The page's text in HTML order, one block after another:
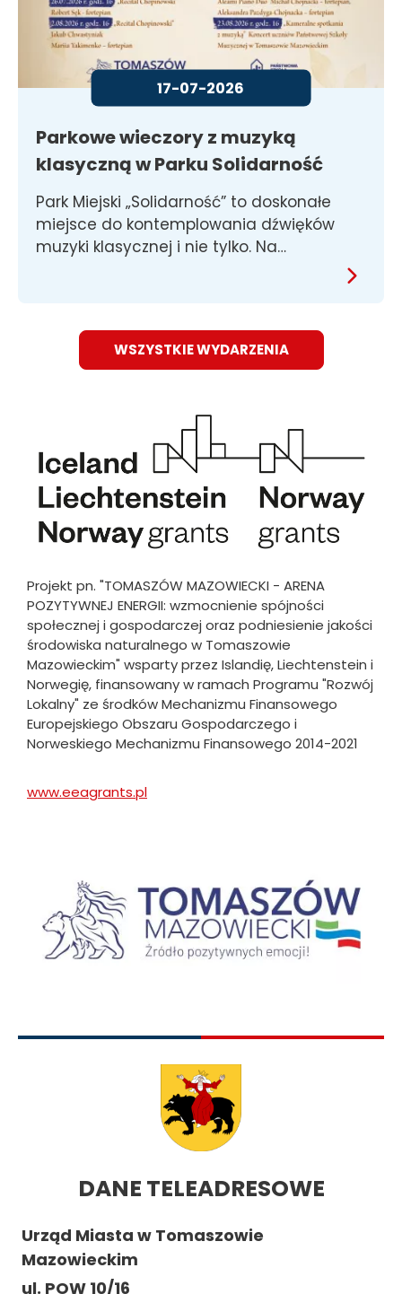
17-07-2026
Parkowe wieczory z muzyką
klasyczną w Parku Solidarność
Park Miejski „Solidarność” to doskonałe
miejsce do kontemplowania dźwięków
muzyki klasycznej i nie tylko. Na…
WSZYSTKIE WYDARZENIA
Projekt pn. "TOMASZÓW MAZOWIECKI - ARENA
POZYTYWNEJ ENERGII: wzmocnienie spójności
społecznej i gospodarczej oraz podniesienie jakości
środowiska naturalnego w Tomaszowie
Mazowieckim" wsparty przez Islandię, Liechtenstein i
Norwegię, finansowany w ramach Programu "Rozwój
Lokalny" ze środków Mechanizmu Finansowego
Europejskiego Obszaru Gospodarczego i
Norweskiego Mechanizmu Finansowego 2014-2021
www.eeagrants.pl
DANE TELEADRESOWE
Urząd Miasta w Tomaszowie
Mazowieckim
ul. POW 10/16